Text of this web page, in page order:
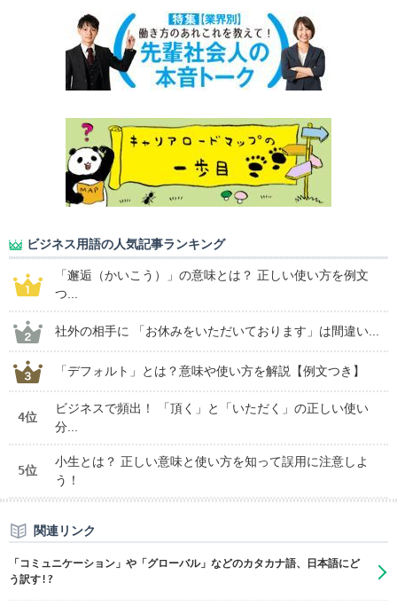
ビジネス用語の人気記事ランキング
「邂逅（かいこう）」の意味とは？ 正しい使い方を例文
つ...
社外の相手に 「お休みをいただいております」は間違い...
「デフォルト」とは？意味や使い方を解説【例文つき】
4位
ビジネスで頻出！ 「頂く」と「いただく」の正しい使い
分...
5位
小生とは？ 正しい意味と使い方を知って誤用に注意しよ
う！
関連リンク
「コミュニケーション」や「グローバル」などのカタカナ語、日本語にど
う訳す!?